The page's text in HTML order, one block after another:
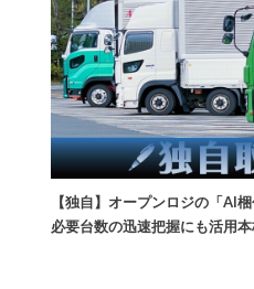
【独自】オープンロジの「AI
必要台数の迅速把握にも活用